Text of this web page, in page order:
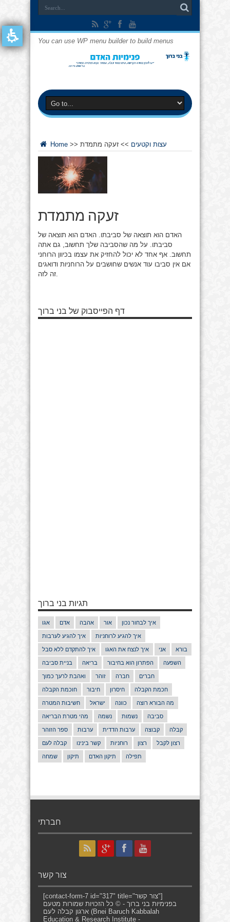
You can use WP menu builder to build menus
Home >> עצות וקטעים >> זעקה מתמדת
זעקה מתמדת
האדם הוא תוצאה של סביבתו. האדם הוא תוצאה של
סביבתו. על מה שהסביבה שלך תחשוב, גם אתה
תחשוב. אף אחד לא יכול להחזיק את עצמו בכיוון הרוחני
אם אין סביבו עוד אנשים שחושבים על הרוחניות ודואגים
דף הפייסבוק של בני ברוך
תגיות בני ברוך
אגו אדם אהבה אור איך לבחור נכון
איך להגיע לערבות איך להגיע לרוחניות
איך להתקדם ללא סבל איך לנצח את האגו אני בורא
בניית סביבה בריאה הפתרון הוא בחיבור השפעה
ואהבת לרעך כמוך זוהר חברה חברים
חוכמת הקבלה חיבור חיסרון חכמת הקבלה
חשיבות המטרה ישראל כוונה מה הבורא רוצה
מהי מטרת הבריאה נשמה נשמות סביבה
ספר הזוהר ערבות ערבות הדדית קבוצה קבלה
קבלה לעם קשר בינינו רוחניות רצון רצון לקבל
שמחה תיקון תיקון האדם תפילה
חברתי
צור קשר
[contact-form-7 id="317" title="צור קשר"]
בפנימיות בני ברוך - © כל הזכויות שמורות מטעם
ארגון קבלה לעם (Bnei Baruch Kabbalah
Education & Research Institute -